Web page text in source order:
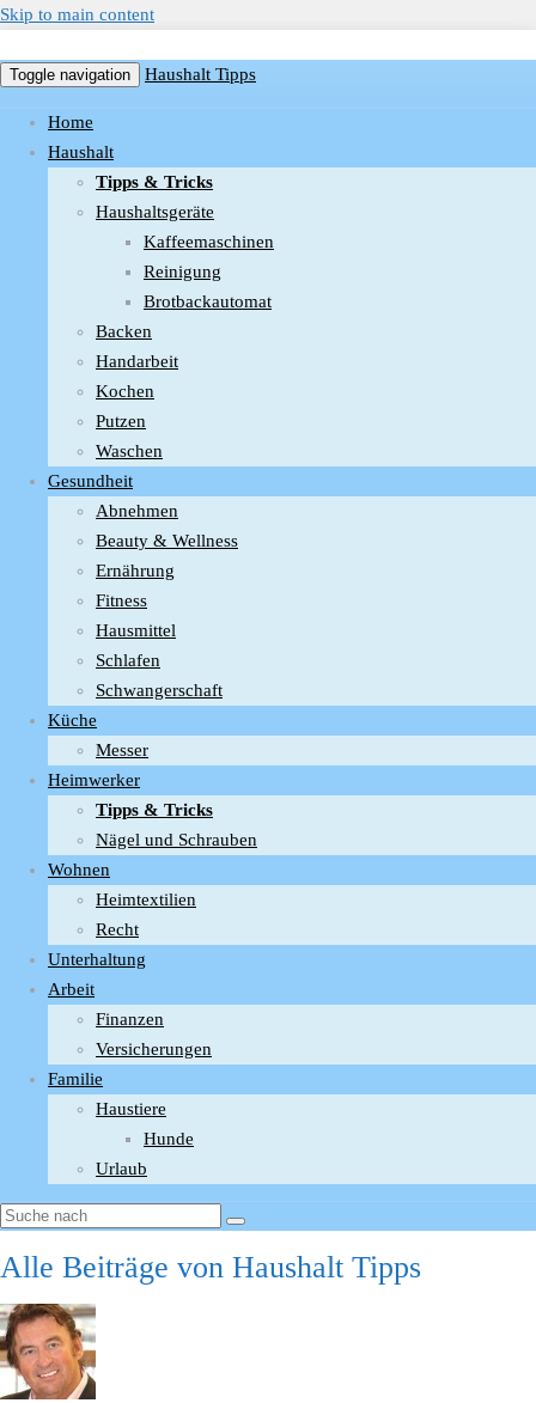
Skip to main content
Toggle navigation Haushalt Tipps
Home
Haushalt
Tipps & Tricks
Haushaltsgeräte
Kaffeemaschinen
Reinigung
Brotbackautomat
Backen
Handarbeit
Kochen
Putzen
Waschen
Gesundheit
Abnehmen
Beauty & Wellness
Ernährung
Fitness
Hausmittel
Schlafen
Schwangerschaft
Küche
Messer
Heimwerker
Tipps & Tricks
Nägel und Schrauben
Wohnen
Heimtextilien
Recht
Unterhaltung
Arbeit
Finanzen
Versicherungen
Familie
Haustiere
Hunde
Urlaub
Alle Beiträge von Haushalt Tipps